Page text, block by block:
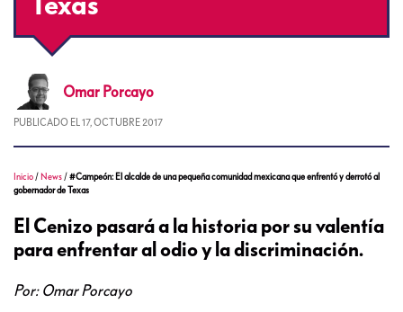
Omar Porcayo
PUBLICADO EL 17, OCTUBRE 2017
Inicio / News /#Campeón: El alcalde de una pequeña comunidad mexicana que enfrentó y derrotó al
gobernador de Texas
El Cenizo pasará a la historia por su valentía
para enfrentar al odio y la discriminación.
Por: Omar Porcayo